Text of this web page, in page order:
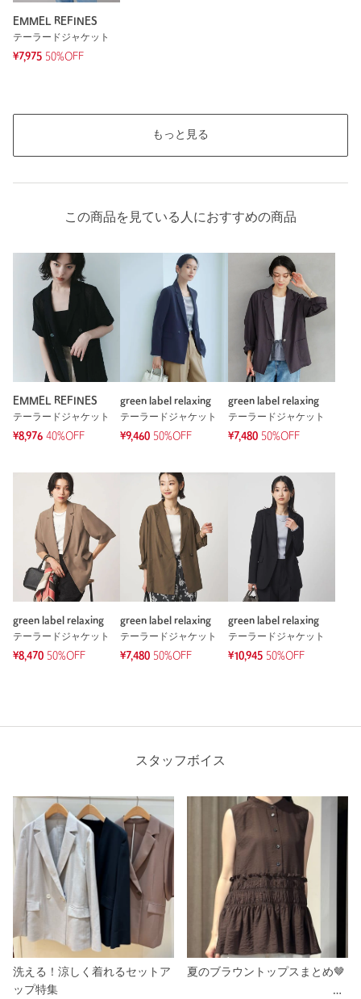
EMMEL REFINES
テーラードジャケット
¥7,975 50%OFF
もっと見る
この商品を見ている人におすすめの商品
EMMEL REFINES
テーラードジャケット
¥8,976 40%OFF
green label relaxing
テーラードジャケット
¥9,460 50%OFF
green label relaxing
テーラードジャケット
¥7,480 50%OFF
green label relaxing
テーラードジャケット
¥8,470 50%OFF
green label relaxing
テーラードジャケット
¥7,480 50%OFF
green label relaxing
テーラードジャケット
¥10,945 50%OFF
スタッフボイス
洗える！涼しく着れるセットア
ップ特集
夏のブラウントップスまとめ🤎